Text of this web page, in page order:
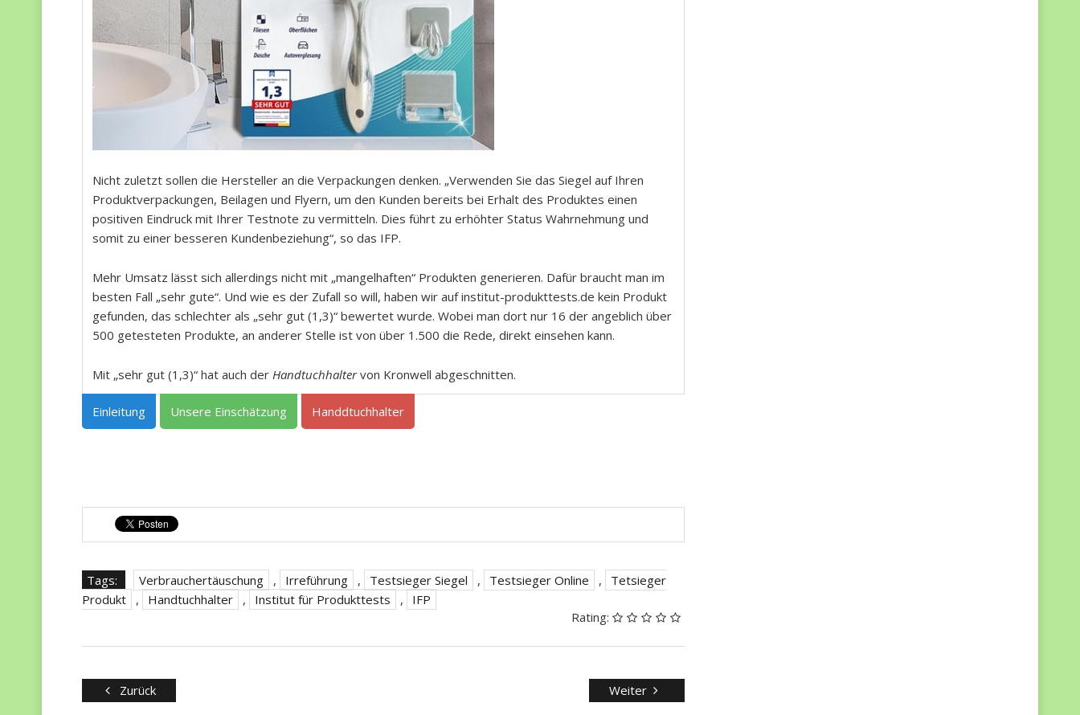
Nicht zuletzt sollen die Hersteller an die Verpackungen denken. „Verwenden Sie das Siegel auf Ihren
Produktverpackungen, Beilagen und Flyern, um den Kunden bereits bei Erhalt des Produktes einen
positiven Eindruck mit Ihrer Testnote zu vermitteln. Dies führt zu erhöhter Status Wahrnehmung und
somit zu einer besseren Kundenbeziehung“, so das IFP.
Mehr Umsatz lässt sich allerdings nicht mit „mangelhaften“ Produkten generieren. Dafür braucht man im
besten Fall „sehr gute“. Und wie es der Zufall so will, haben wir auf institut-produkttests.de kein Produkt
gefunden, das schlechter als „sehr gut (1,3)“ bewertet wurde. Wobei man dort nur 16 der angeblich über
500 getesteten Produkte, an anderer Stelle ist von über 1.500 die Rede, direkt einsehen kann.
Mit „sehr gut (1,3)“ hat auch der Handtuchhaltervon Kronwell abgeschnitten.
Einleitung Unsere Einschätzung Handdtuchhalter
Tags: Verbrauchertäuschung , Irreführung , Testsieger Siegel , Testsieger Online ,
Tetsieger
Produkt
, Handtuchhalter , Institut für Produkttests ,
IFP
Rating:
Zurück Weiter